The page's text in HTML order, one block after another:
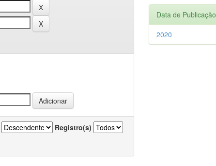
Registro(s)
Data de Publicação
2020